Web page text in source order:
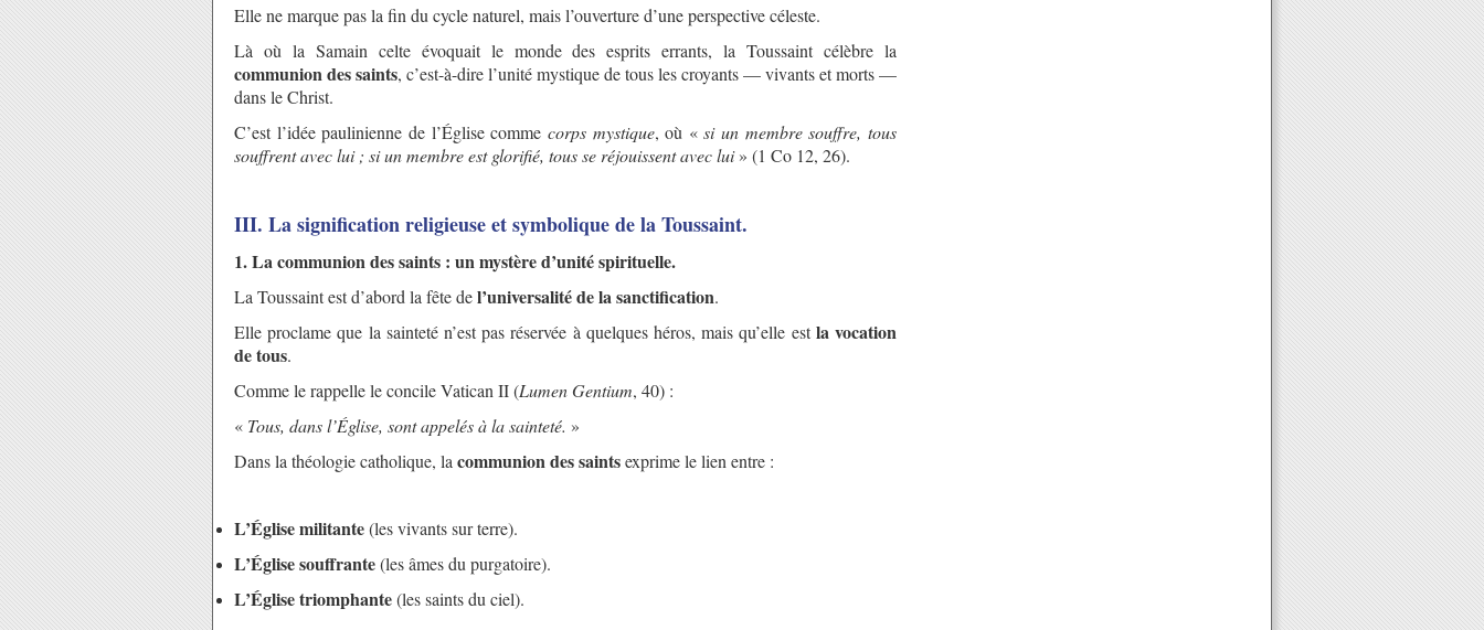
Elle ne marque pas la fin du cycle naturel, mais l’ouverture d’une perspective céleste.
Là où la Samain celte évoquait le monde des esprits errants, la Toussaint célèbre la
communion des saints, c’est-à-dire l’unité mystique de tous les croyants — vivants et morts —
dans le Christ.
C’est l’idée paulinienne de l’Église comme corps mystique, où «si un membre souffre, tous
souffrent avec lui ; si un membre est glorifié, tous se réjouissent avec lui» (1 Co 12, 26).
III. La signification religieuse et symbolique de la Toussaint.
1. La communion des saints : un mystère d’unité spirituelle.
La Toussaint est d’abord la fête del’universalité de la sanctification.
Elle proclame que la sainteté n’est pas réservée à quelques héros, mais qu’elle estla vocation
de tous.
Comme le rappelle le concile Vatican II (Lumen Gentium, 40) :
« Tous, dans l’Église, sont appelés à la sainteté. »
Dans la théologie catholique, la communion des saintsexprime le lien entre :
L’Église militante(les vivants sur terre).
L’Église souffrante(les âmes du purgatoire).
L’Église triomphante(les saints du ciel).